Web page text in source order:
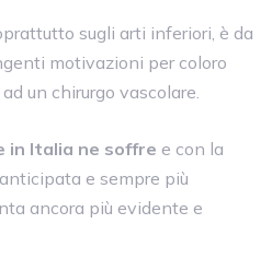
sugli arti inferiori, è da
motivazioni per coloro
un chirurgo vascolare.
in Italia ne soffre e con la
e sempre più
ancora più evidente e